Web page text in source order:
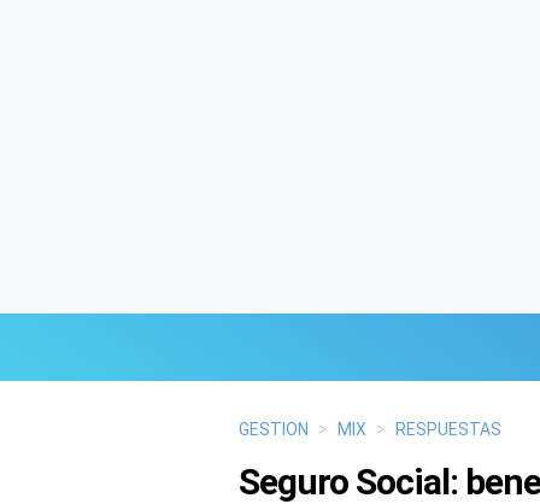
GESTION > MIX > RESPUESTAS
Seguro Social: